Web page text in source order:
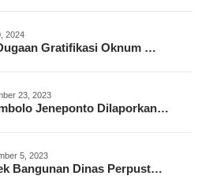
2024
Gratifikasi Oknum …
23, 2023
Jeneponto Dilaporkan…
5, 2023
Bangunan Dinas Perpust…